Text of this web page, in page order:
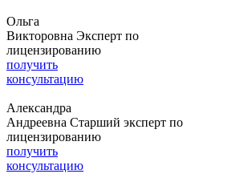
Ольга
Викторовна Эксперт по
лицензированию
получить
консультацию
Александра
Андреевна Старший эксперт по
лицензированию
получить
консультацию